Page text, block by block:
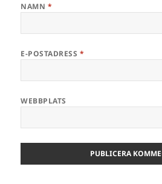
NAMN *
E-POSTADRESS *
WEBBPLATS